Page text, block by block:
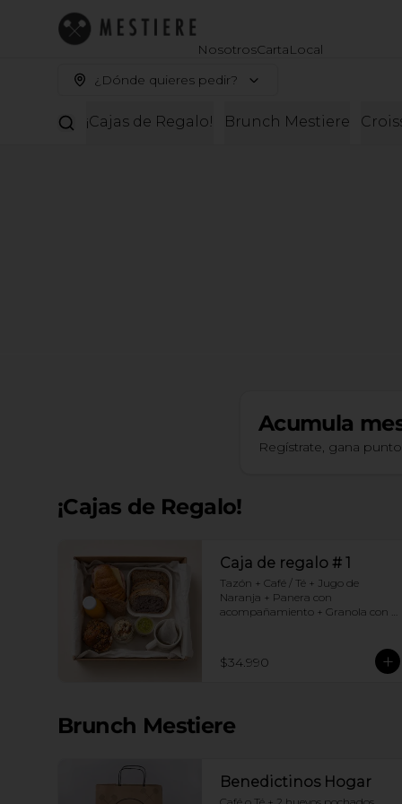
NosotrosCartaLocal
¿Dónde quieres pedir?
¡Cajas de Regalo! Brunch Mestiere
Acumula
Regístrate, gana
¡Cajas de Regalo!
Caja de regalo # 1
Tazón + Café / Té + Jugo de
Naranja + Panera con
acompañamiento + Granola con
$34.990
Brunch Mestiere
Benedictinos Hogar